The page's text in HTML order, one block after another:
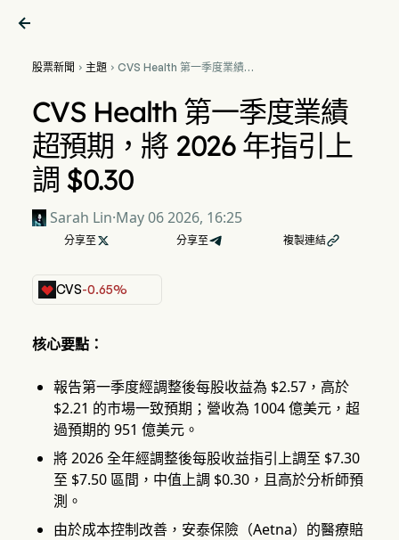

股票新聞  主題 CVS Health 第一季度業績超
CVS Health 第一季度業績
超預期，將 2026 年指引上
調 $0.30
Sarah Lin·May 06 2026, 16:25
分享至  分享至 複製連結
CVS-0.65%
核心要點：
報告第一季度經調整後每股收益為 $2.57，高於
$2.21 的市場一致預期；營收為 1004 億美元，超
過預期的 951 億美元。
將 2026 全年經調整後每股收益指引上調至 $7.30
至 $7.50 區間，中值上調 $0.30，且高於分析師預
測。
由於成本控制改善，安泰保險（Aetna）的醫療賠